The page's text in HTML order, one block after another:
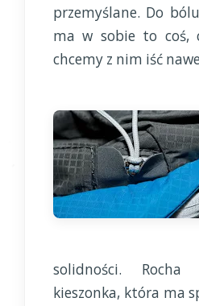
przemyślane. Do
ma w sobie to coś,
chcemy z nim iść
solidności. Rocha
kieszonka, która ma